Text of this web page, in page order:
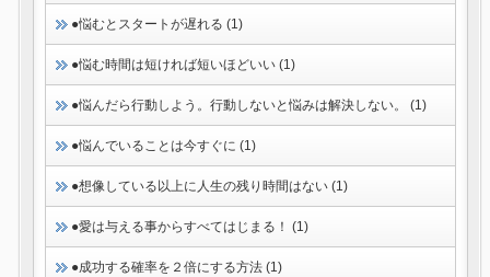
●悩むとスタートが遅れる (1)
●悩む時間は短ければ短いほどいい (1)
●悩んだら行動しよう。行動しないと悩みは解決しない。 (1)
●悩んでいることは今すぐに (1)
●想像している以上に人生の残り時間はない (1)
●愛は与える事からすべてはじまる！ (1)
●成功する確率を２倍にする方法 (1)